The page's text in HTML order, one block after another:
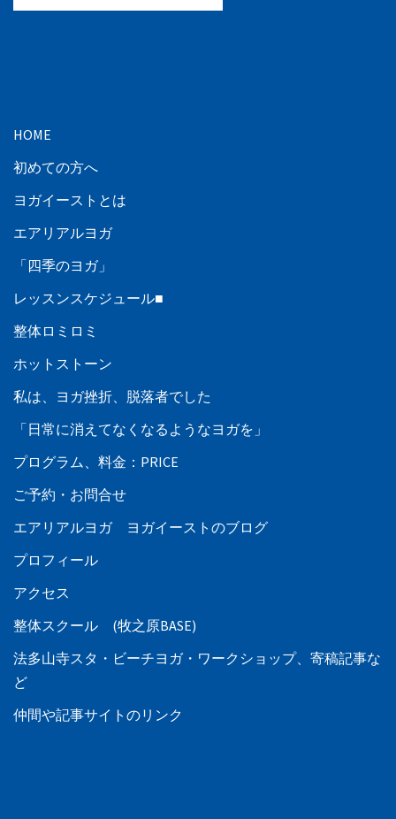
HOME
初めての方へ
ヨガイーストとは
エアリアルヨガ
「四季のヨガ」
レッスンスケジュール■
整体ロミロミ
ホットストーン
私は、ヨガ挫折、脱落者でした
「日常に消えてなくなるようなヨガを」
プログラム、料金：PRICE
ご予約・お問合せ
エアリアルヨガ ヨガイーストのブログ
プロフィール
アクセス
整体スクール (牧之原BASE)
法多山寺スタ・ビーチヨガ・ワークショップ、寄稿記事な
ど
仲間や記事サイトのリンク